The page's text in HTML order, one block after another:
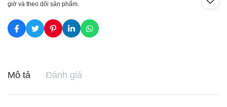
giờ và theo dõi sản phẩm.
Mô tả Đánh giá